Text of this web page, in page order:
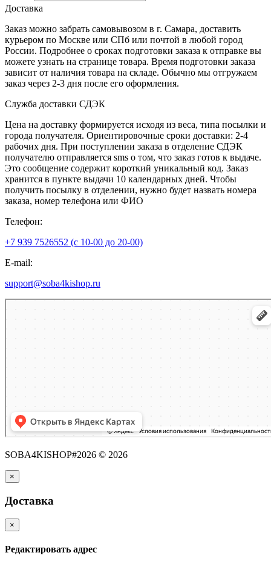
Доставка
Заказ можно забрать самовывозом в г. Самара, доставить
курьером по Москве или СПб или почтой в любой город
России. Подробнее о сроках подготовки заказа к отправке вы
можете узнать на странице товара. Время подготовки заказа
зависит от наличия товара на складе. Обычно мы отгружаем
заказ через 2-3 дня после его оформления.
Служба доставки СДЭК
Цена на доставку формируется исходя из веса, типа посылки и
города получателя. Ориентировочные сроки доставки: 2-4
рабочих дня. При поступлении заказа в отделение СДЭК
получателю отправляется sms о том, что заказ готов к выдаче.
Это сообщение содержит короткий уникальный код. Заказ
хранится в пункте выдачи 10 календарных дней. Чтобы
получить посылку в отделении, нужно будет назвать номера
заказа, номер телефона или ФИО
Телефон:
+7 939 7526552 (с 10-00 до 20-00)
E-mail:
support@soba4kishop.ru
SOBA4KISHOP#2026 © 2026
×
Доставка
×
Редактировать адрес